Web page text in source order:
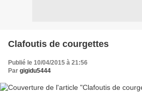
Clafoutis de courgettes
Publié le 10/04/2015 à 21:56
Par gigidu5444